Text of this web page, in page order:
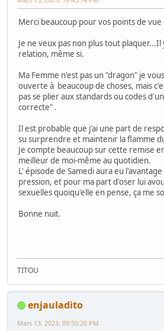
Merci beaucoup pour vos points de
Je ne veux pas non plus tout
relation, même si.
Ma Femme n'est pas un "dragon" je
ouverte à beaucoup de choses, mais
pas se plier aux standards ou codes
correcte" .
Il est probable que j'ai une part de
su surprendre et maintenir la flamme
Je compte beaucoup sur cette remise
meilleur de moi-même au quotidien.
L' épisode de Samedi aura eu
pression, et pour ma part d'oser lui
sexuelles quoiqu'elle en pense, ça me
Bonne nuit.
TITOU
enjauladito
Mars 13, 2023, 09:50:20 PM